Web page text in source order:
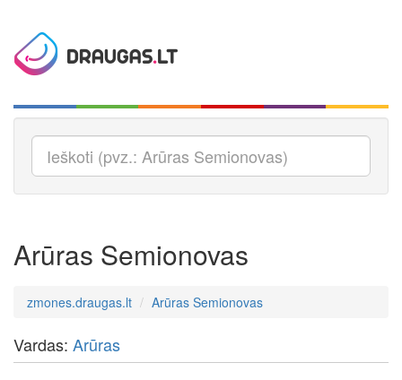
Arūras Semionovas
zmones.draugas.lt Arūras Semionovas
Vardas: Arūras